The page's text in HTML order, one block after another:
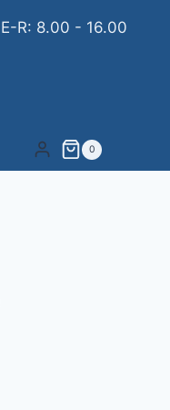
E-R: 8.00 - 16.00
0